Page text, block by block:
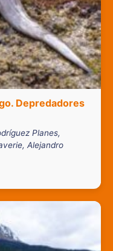
Depredadores
Planes,
Alejandro